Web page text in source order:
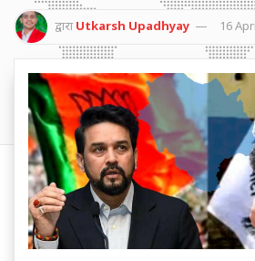
द्वारा Utkarsh Upadhyay 16